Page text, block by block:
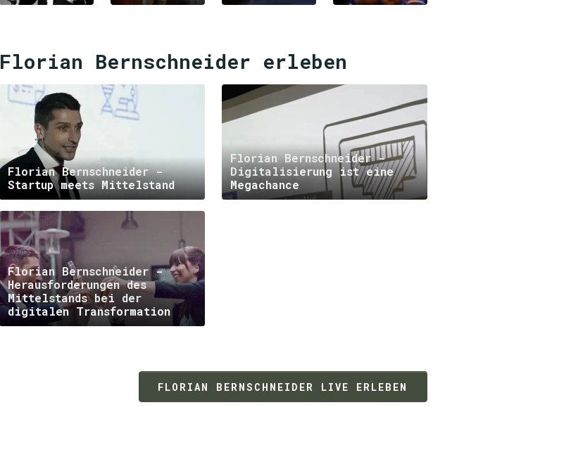
Florian Bernschneider erleben
Florian Bernschneider -
Startup meets Mittelstand
Florian Bernschneider -
Digitalisierung ist eine
Megachance
Florian Bernschneider -
Herausforderungen des
Mittelstands bei der
digitalen Transformation
FLORIAN BERNSCHNEIDER LIVE ERLEBEN